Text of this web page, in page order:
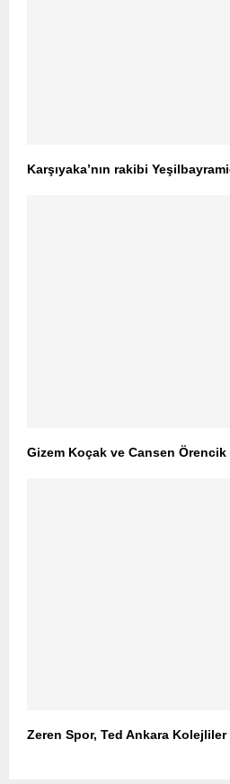
Karşıyaka’nın rakibi
Gizem Koçak ve Cansen Örencik
Zeren Spor, Ted Ankara Kolejliler